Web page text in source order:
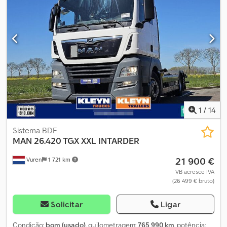
01802610, automática Dodpfjzabn Iox Ap Hskr Dimensão do pneu:
315/70/r22,5 Eixo dianteiro: Suspensão de molas Eixo traseiro:
Rodado duplo; Suspensão pneumática Tração: roda Número de
cilindros: 6 Cilindrada do motor: 12.419 cc Peso bruto total: 18.000
kg Tipo de motor: MAN D2676 LF79 = Outras opções e acessórios
= - Defletor de teto - Tomada de força (PTO) - Rádio -
Lubrificação central
1 / 14
Vuren 1 721 km
Sistema BDF
MAN 26.420 TGX XXL INTARDER
21 900 €
VB acresce IVA
(26 499 € bruto)
Solicitar Ligar
Condição: bom (usado), quilometragem:765 990 km, potência: